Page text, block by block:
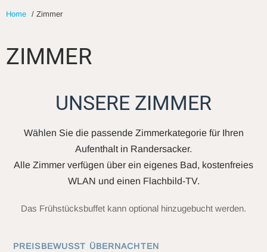
Home / Zimmer
ZIMMER
UNSERE ZIMMER
Wählen Sie die passende Zimmerkategorie für Ihren
Aufenthalt in Randersacker.
Alle Zimmer verfügen über ein eigenes Bad, kostenfreies
WLAN und einen Flachbild-TV.
Das Frühstücksbuffet kann optional hinzugebucht werden.
PREISBEWUSST ÜBERNACHTEN